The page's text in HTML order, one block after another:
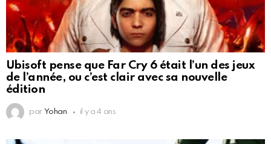
Ubisoft pense que Far Cry 6 était l’un des jeux
de l’année, ou c’est clair avec sa nouvelle
édition
par Yohan il y a 4 ans